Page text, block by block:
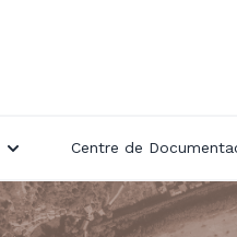
Centre de